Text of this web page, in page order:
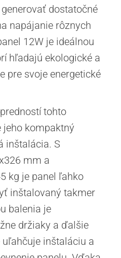
dostatočné
napájanie rôznych
12W je ideálnou
hľadajú ekologické a
pre svoje energetické
tohto
jeho kompaktný
inštalácia. S
mm a
kg je panel ľahko
inštalovaný takmer
balenia je
držiaky a ďalšie
inštaláciu a